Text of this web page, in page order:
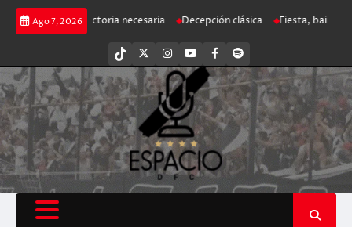
Saltar
Ago 7, 2026
Victoria necesaria Decepción clásica Fiesta, baile y olé
tiktok TwitterInstagramYoutube
Facebook
Spotify